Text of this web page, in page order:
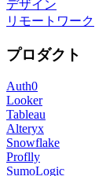
デザイン
リモートワーク
プロダクト
Auth0
Looker
Tableau
Alteryx
Snowflake
Proflly
SumoLogic